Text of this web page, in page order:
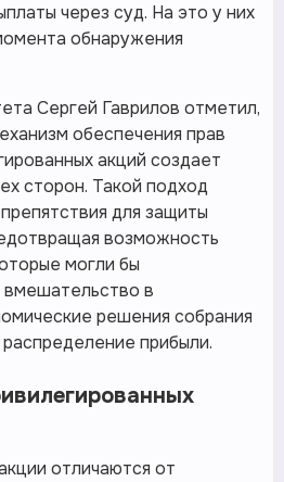
через суд. На это у них
обнаружения
Сергей Гаврилов отметил,
обеспечения прав
акций создает
сторон. Такой подход
для защиты
возможность
могли бы
вмешательство в
решения собрания
прибыли.
отличаются от